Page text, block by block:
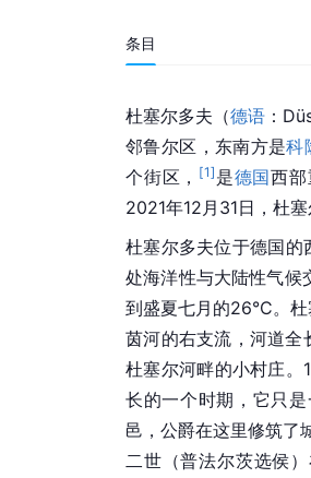
条目
杜塞尔多夫（德语 ：
邻鲁尔区，东南方是科
个街区， [1] 是德国西
2021年12月31日，杜
杜塞尔多夫位于德国的
处海洋性与大陆性气候
到盛夏七月的26°C。
茵河的右支流，河道
杜塞尔河畔的小村庄
长的一个时期，它只
邑，公爵在这里修筑了
二世（普法尔茨选侯